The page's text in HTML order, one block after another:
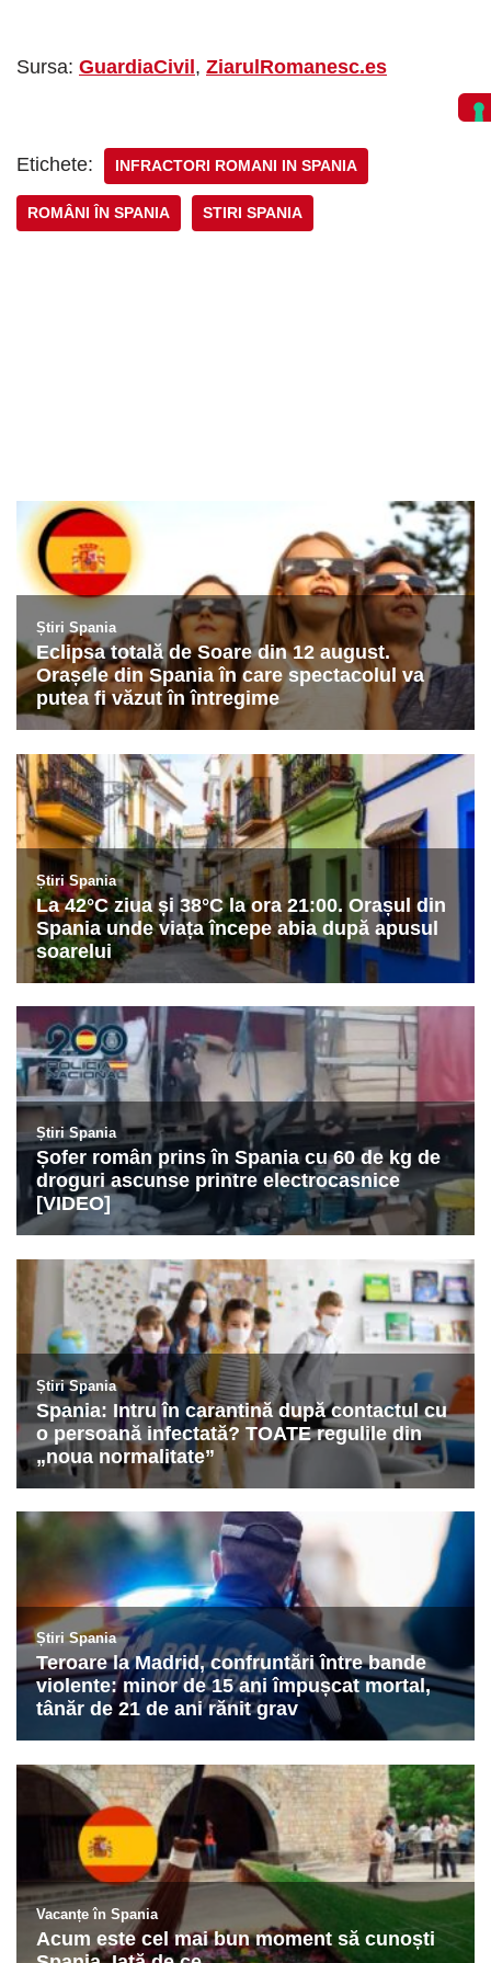
Sursa: GuardiaCivil, ZiarulRomanesc.es
Etichete: INFRACTORI ROMANI IN SPANIA
ROMÂNI ÎN SPANIA STIRI SPANIA